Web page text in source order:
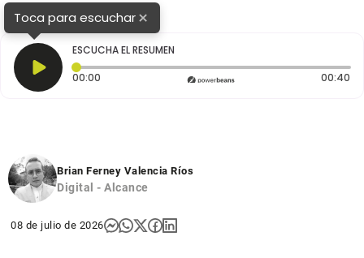
Toca para escuchar×
ESCUCHA EL RESUMEN
00:00 Tiempo transcurrido: 0 segundos 00:40
Brian Ferney Valencia Ríos
Digital - Alcance
08 de julio de 2026